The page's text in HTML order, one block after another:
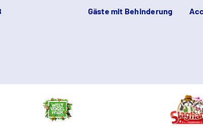
Gäste mit Behinderung